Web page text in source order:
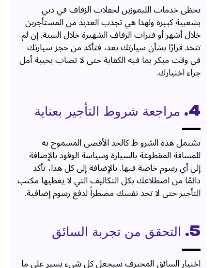
تحظى خدمات الليموزين لحفلات الزفاف في دبي
بشعبية كبيرة ولهذا هي تجذب العديد من المستأجرين
خلال أشهر أو فترات الزفاف الشهيرة خلال السنة. إن لم
تتخذ قرارًا بشأن سيارتك بعد، فتأكد من حجز سيارتك
في وقت مبكر بما فيه الكفاية حتى لا تصاب بخيبة أمل
جراء اختيارك.
4. مراجعة شروط التأجير بعناية
تشتمل هذه الشرو ط كالحد الأقصى المسموح به
للمسافة المقطوعة بالسيارة وسياسة الوقود بالإضافة
إلى أي رسوم خاصة فيها. بالإضافة إلى كل هذا، تأكد
دائمًا من اضطلاعك بكل التكاليف التي لا يغطيها مكتب
التأجير حتى لا تجد نفسك مضطراً لدفع رسوم إضافية.
5. التحقق من تجربة السائق
اختيار السائق المحترف سيجعل كل شيء يسير على ما